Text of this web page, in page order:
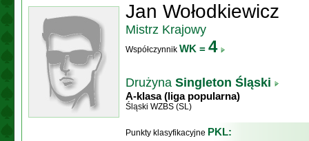
Jan Wołodkiewicz
Mistrz Krajowy
Współczynnik WK = 4
Drużyna Singleton Śląski
A-klasa (liga popularna)
Śląski WZBS (SL)
Punkty klasyfikacyjne PKL: